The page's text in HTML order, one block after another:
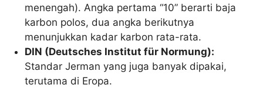
menengah). Angka pertama “10” berarti baja
karbon polos, dua angka berikutnya
menunjukkan kadar karbon rata-rata.
DIN (Deutsches Institut für Normung):
Standar Jerman yang juga banyak dipakai,
terutama di Eropa.